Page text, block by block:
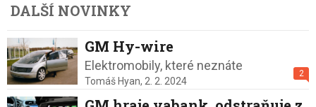
DALŠÍ NOVINKY
GM Hy-wire
Elektromobily, které neznáte
2
Tomáš Hyan, 2. 2. 2024